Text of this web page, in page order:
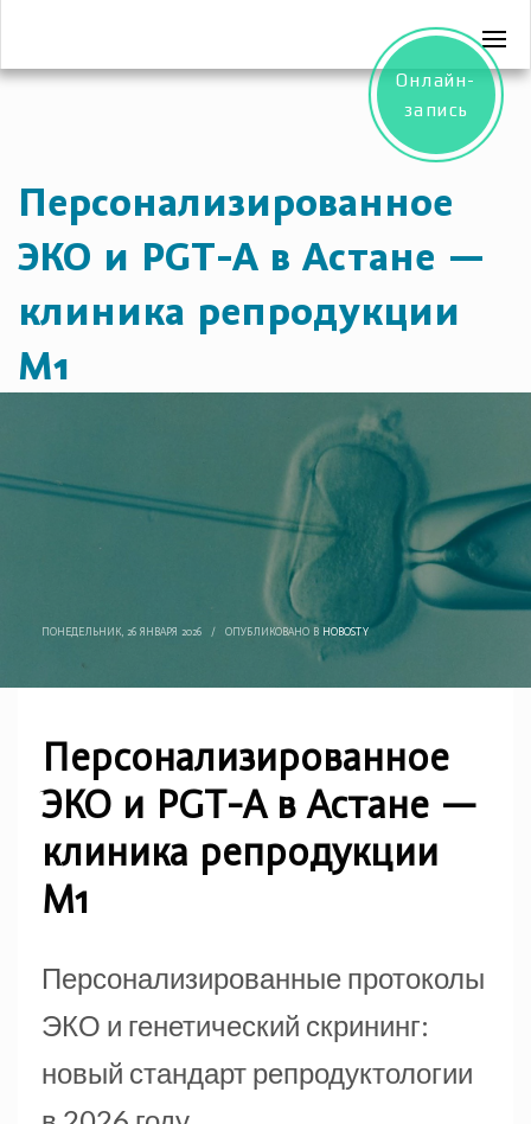
Персонализированное
ЭКО и PGT-A в Астане —
клиника репродукции
M1
ПОНЕДЕЛЬНИК, 26 ЯНВАРЯ 2026 / ОПУБЛИКОВАНО В HOBOSTY
Персонализированное
ЭКО и PGT-A в Астане —
клиника репродукции
M1
Персонализированные протоколы
ЭКО и генетический скрининг:
новый стандарт репродуктологии
Онлайн-
запись